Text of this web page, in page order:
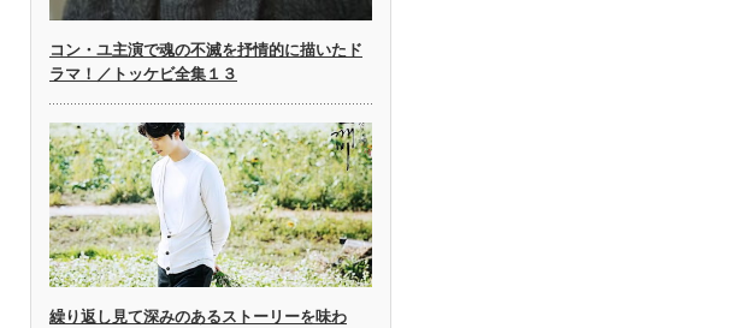
コン・ユ主演で魂の不滅を抒情的に描いたド
ラマ！／トッケビ全集１３
繰り返し見て深みのあるストーリーを味わ